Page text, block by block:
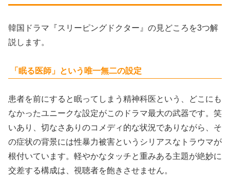
韓国ドラマ『スリーピングドクター』の見どころを3つ解
説します。
「眠る医師」という唯一無二の設定
患者を前にすると眠ってしまう精神科医という、どこにも
なかったユニークな設定がこのドラマ最大の武器です。笑
いあり、切なさありのコメディ的な状況でありながら、そ
の症状の背景には性暴力被害というシリアスなトラウマが
根付いています。軽やかなタッチと重みある主題が絶妙に
交差する構成は、視聴者を飽きさせません。